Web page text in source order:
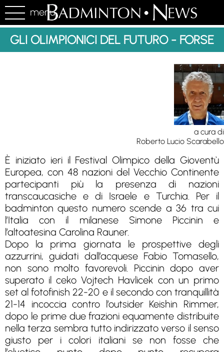
menu
GLI OLIMPIONICI DEL FUTURO - FORSE
a cura di
Roberto Lucio Scarabello
È iniziato ieri il Festival Olimpico della Gioventù
Europea, con 48 nazioni del Vecchio Continente
partecipanti più la presenza di nazioni
transcaucasiche e di Israele e Turchia. Per il
badminton questo numero scende a 36 tra cui
l’Italia con il milanese Simone Piccinin e
l’altoatesina Carolina Rauner.
Dopo la prima giornata le prospettive degli
azzurrini, guidati dall’acquese Fabio Tomasello,
non sono molto favorevoli. Piccinin dopo aver
superato il ceko Vojtech Havlicek con un primo
set al fotofinish 22-20 e il secondo con tranquillità
21-14 incoccia contro l’outsider Keishin Rimmer,
dopo le prime due frazioni equamente distribuite
nella terza sembra tutto indirizzato verso il senso
giusto per i colori italiani se non fosse che